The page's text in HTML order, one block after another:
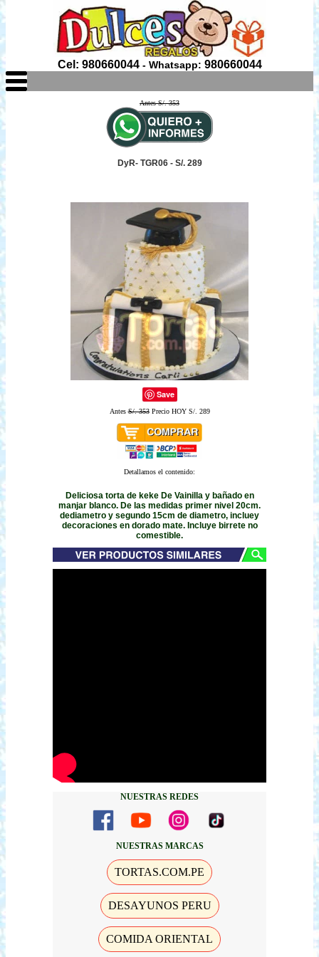
Cel: 980660044- Whatsapp: 980660044
Antes S/. 353
DyR- TGR06 - S/. 289
Save
AntesS/. 353Precio HOY S/. 289
Detallamos el contenido:
Deliciosa torta de keke De Vainilla y bañado en
manjar blanco. De las medidas primer nivel 20cm.
dediametro y segundo 15cm de diametro, incluey
decoraciones en dorado mate. Incluye birrete no
comestible.
NUESTRAS REDES
NUESTRAS MARCAS
TORTAS.COM.PE
DESAYUNOS PERU
COMIDA ORIENTAL